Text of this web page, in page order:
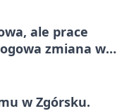
ale prace
zmiana w
w Zgórsku.